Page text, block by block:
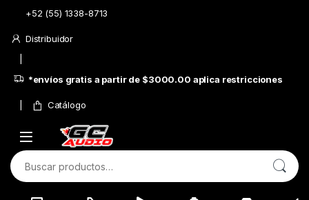
Skip to navigation
Skip to content
+52 (55) 1338-8713
Distribuidor
*envíos gratis a partir de $3000.00 aplica restricciones
Catálogo
Buscar por: